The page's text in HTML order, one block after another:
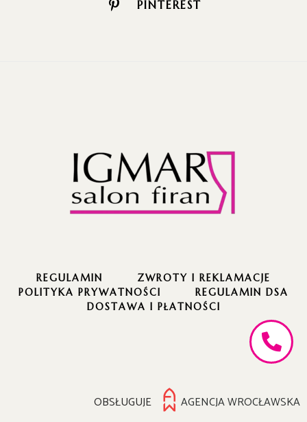
PINTEREST
REGULAMIN
ZWROTY I REKLAMACJE
POLITYKA PRYWATNOŚCI
REGULAMIN DSA
DOSTAWA I PŁATNOŚCI
OBSŁUGUJE AGENCJA WROCŁAWSKA